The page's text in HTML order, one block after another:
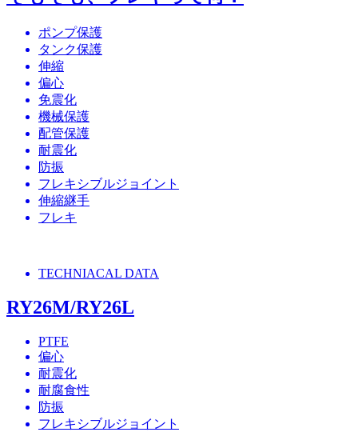
ポンプ保護
タンク保護
伸縮
偏心
免震化
機械保護
配管保護
耐震化
防振
フレキシブルジョイント
伸縮継手
フレキ
TECHNIACAL DATA
RY26M/RY26L
PTFE
偏心
耐震化
耐腐食性
防振
フレキシブルジョイント